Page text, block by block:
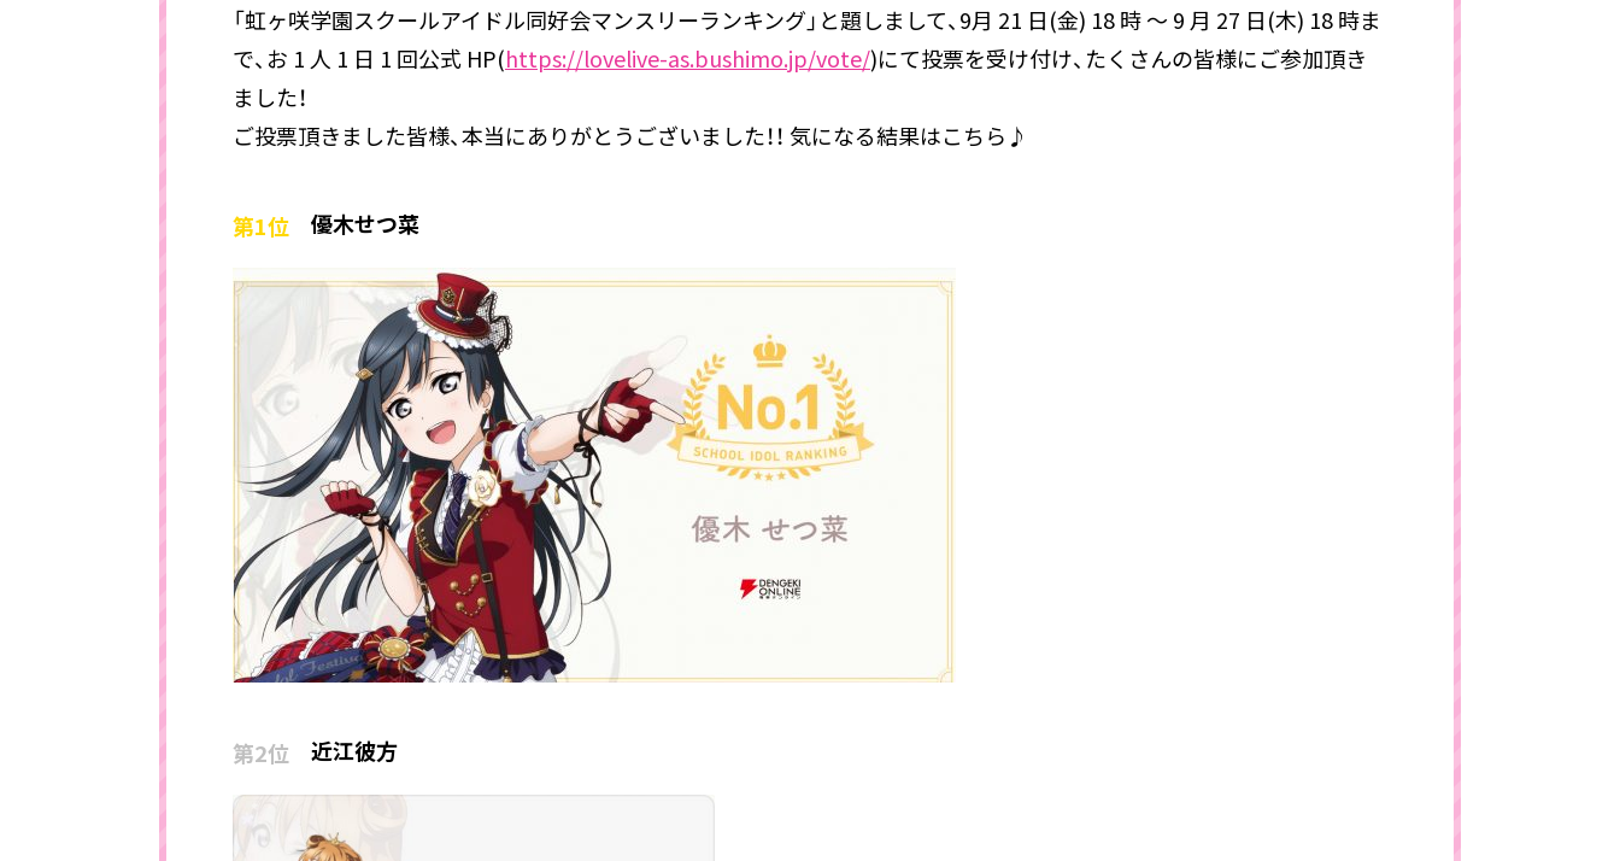
「虹ヶ咲学園スクールアイドル同好会マンスリーランキング」と題しまして、9月 21 日(金) 18 時 ～ 9 月 27 日(木) 18 時ま
で、お 1 人 1 日 1 回公式 HP(https://lovelive-as.bushimo.jp/vote/)にて投票を受け付け、たくさんの皆様にご参加頂き
ました！
ご投票頂きました皆様、本当にありがとうございました！！ 気になる結果はこちら♪
第1位 優木せつ菜
第2位 近江彼方